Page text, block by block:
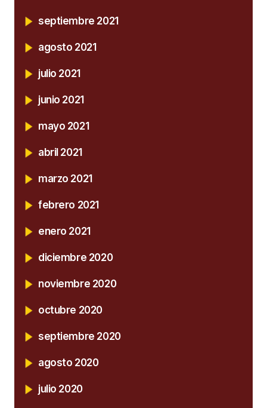
septiembre 2021
agosto 2021
julio 2021
junio 2021
mayo 2021
abril 2021
marzo 2021
febrero 2021
enero 2021
diciembre 2020
noviembre 2020
octubre 2020
septiembre 2020
agosto 2020
julio 2020